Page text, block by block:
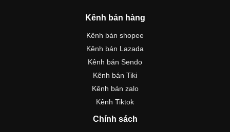
Kênh bán hàng
Kênh bán shopee
Kênh bán Lazada
Kênh bán Sendo
Kênh bán Tiki
Kênh bán zalo
Kênh Tiktok
Chính sách